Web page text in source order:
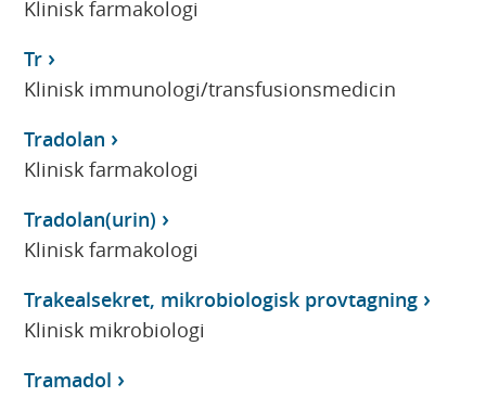
Klinisk farmakologi
Tr
Klinisk immunologi/transfusionsmedicin
Tradolan
Klinisk farmakologi
Tradolan(urin)
Klinisk farmakologi
Trakealsekret, mikrobiologisk provtagning
Klinisk mikrobiologi
Tramadol